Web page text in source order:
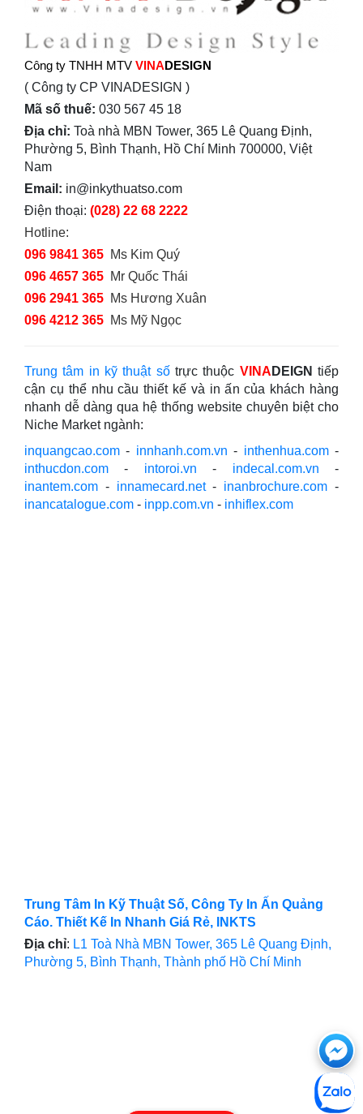
Công ty TNHH MTV VINADESIGN
( Công ty CP VINADESIGN )
Mã số thuế: 030 567 45 18
Địa chỉ: Toà nhà MBN Tower, 365 Lê Quang Định,
Phường 5, Bình Thạnh, Hồ Chí Minh 700000, Việt
Nam
Email: in@inkythuatso.com
Điện thoại: (028) 22 68 2222
Hotline:
096 9841 365 Ms Kim Quý
096 4657 365 Mr Quốc Thái
096 2941 365 Ms Hương Xuân
096 4212 365 Ms Mỹ Ngọc
Trung tâm in kỹ thuật sốtrực thuộc VINA DEIGN tiếp
cận cụ thể nhu cầu thiết kế và in ấn của khách hàng
nhanh dễ dàng qua hệ thống website chuyên biệt cho
Niche Market ngành:
inquangcao.com - innhanh.com.vn - inthenhua.com-
inthucdon.com - intoroi.vn - indecal.com.vn -
inantem.com - innamecard.net- inanbrochure.com -
inancatalogue.com - inpp.com.vn - inhiflex.com
Trung Tâm In Kỹ Thuật Số, Công Ty In Ấn Quảng
Cáo. Thiết Kế In Nhanh Giá Rẻ, INKTS
Địa chỉ: L1 Toà Nhà MBN Tower, 365 Lê Quang Định,
Phường 5, Bình Thạnh, Thành phố Hồ Chí Minh
với